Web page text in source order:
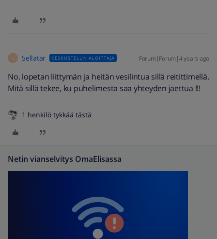
S Sellatar KESKUSTELUN ALOITTAJA Forum|Forum|4 years ago
No, lopetan liittymän ja heitän vesilintua sillä reitittimellä.
Mitä sillä tekee, ku puhelimesta saa yhteyden jaettua !!!
1 henkilö tykkää tästä
Netin vianselvitys OmaElisassa